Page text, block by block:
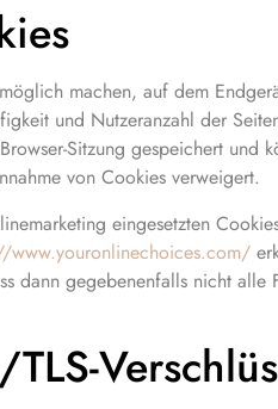
machen, auf dem
und Nutzeranzahl der
Sitzung gespeichert
von Cookies verweigert.
eingesetzten
www.youronlinechoices.com/
dann gegebenenfalls nicht